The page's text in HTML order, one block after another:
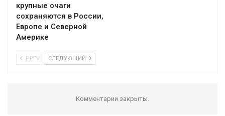
крупные очаги
сохраняются в России,
Европе и Северной
Америке
PREV СЛЕДУЮЩИЙ
Комментарии закрыты.